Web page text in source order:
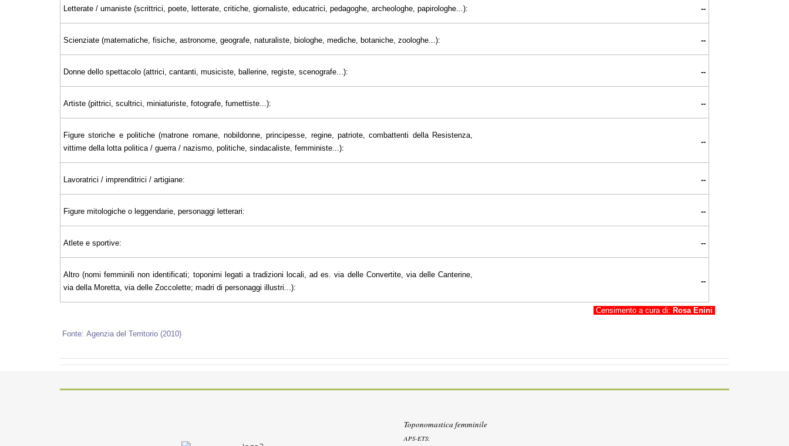
Letterate / umaniste (scrittrici, poete, letterate, critiche, giornaliste, educatrici, pedagoghe, archeologhe, papirologhe...): --
Scienziate (matematiche, fisiche, astronome, geografe, naturaliste, biologhe, mediche, botaniche, zoologhe...): --
Donne dello spettacolo (attrici, cantanti, musiciste, ballerine, registe, scenografe...): --
Artiste (pittrici, scultrici, miniaturiste, fotografe, fumettiste...): --
Figure storiche e politiche (matrone romane, nobildonne, principesse, regine, patriote, combattenti della Resistenza,
vittime della lotta politica / guerra / nazismo, politiche, sindacaliste, femministe...):
--
Lavoratrici / imprenditrici / artigiane: --
Figure mitologiche o leggendarie, personaggi letterari: --
Atlete e sportive: --
Altro (nomi femminili non identificati; toponimi legati a tradizioni locali, ad es. via delle Convertite, via delle Canterine,
via della Moretta, via delle Zoccolette; madri di personaggi illustri...):
--
Censimento a cura di: Rosa Enini
Fonte: Agenzia del Territorio (2010)
Toponomastica femminile
APS-ETS: